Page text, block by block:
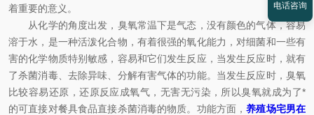
着重要的意义。
从化学的角度出发，臭氧常温下是气态，没有颜色的气体，容易
溶于水，是一种活泼化合物，有着很强的氧化能力，对细菌和一些有
害的化学物质特别敏感，容易和它们发生反应，当发生反应时，就有
了杀菌消毒、去除异味、分解有害气体的功能。当发生反应时，臭氧
比较容易还原，还原反应成氧气，无害无污染，所以臭氧就成为了*
的可直接对餐具食品直接杀菌消毒的物质。功能方面，养殖场宅男在
电话咨询